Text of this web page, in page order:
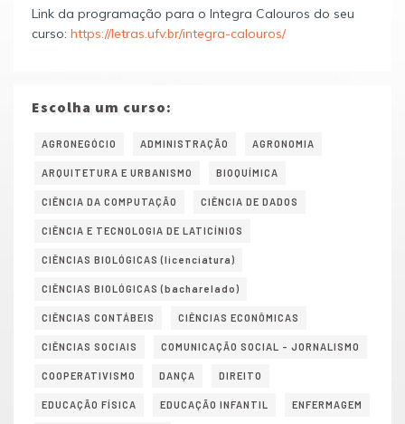
Link da programação para o Integra Calouros do seu
curso: https://letras.ufv.br/integra-calouros/
Escolha um curso:
AGRONEGÓCIO ADMINISTRAÇÃO AGRONOMIA
ARQUITETURA E URBANISMO BIOQUÍMICA
CIÊNCIA DA COMPUTAÇÃO CIÊNCIA DE DADOS
CIÊNCIA E TECNOLOGIA DE LATICÍNIOS
CIÊNCIAS BIOLÓGICAS (licenciatura)
CIÊNCIAS BIOLÓGICAS (bacharelado)
CIÊNCIAS CONTÁBEIS CIÊNCIAS ECONÔMICAS
CIÊNCIAS SOCIAIS COMUNICAÇÃO SOCIAL – JORNALISMO
COOPERATIVISMO DANÇA DIREITO
EDUCAÇÃO FÍSICA EDUCAÇÃO INFANTIL ENFERMAGEM